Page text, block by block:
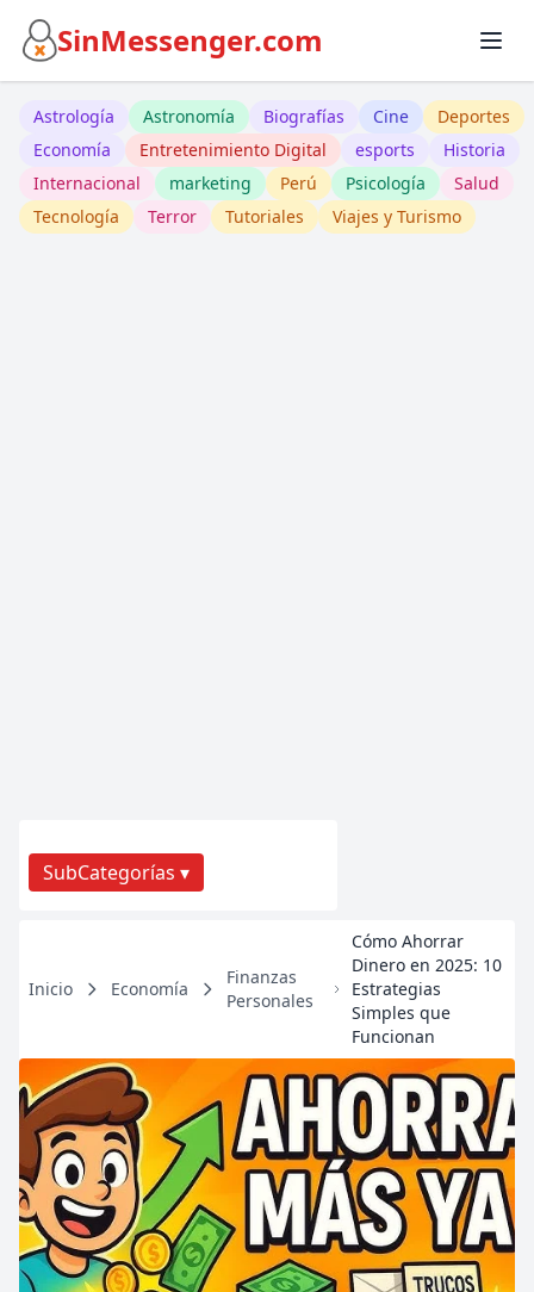
SinMessenger.com
Astrología Astronomía Biografías Cine
Deportes
Economía
Entretenimiento Digital esports
Historia
Internacional
marketing Perú Psicología
Salud
Tecnología
Terror Tutoriales Viajes y Turismo
SubCategorías ▾
Inicio Economía
Finanzas
Personales
Cómo Ahorrar
Dinero en 2025: 10
Estrategias
Simples que
Funcionan